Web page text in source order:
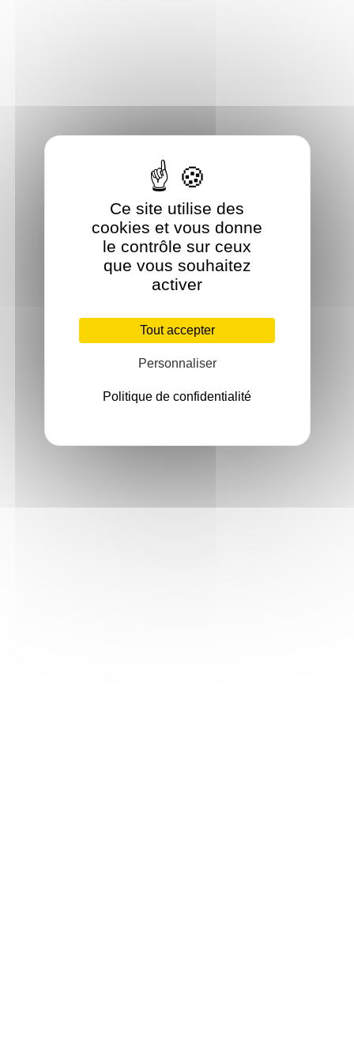
Ce site utilise des
cookies et vous donne
le contrôle sur ceux
que vous souhaitez
activer
Tout accepter
Personnaliser
Politique de confidentialité